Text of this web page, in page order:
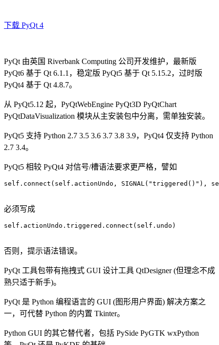
下载 PyQt 4
PyQt 由英国 Riverbank Computing 公司开发维护，最新版
PyQt6 基于 Qt 6.1.1，稳定版 PyQt5 基于 Qt 5.15.2，过时版
PyQt4 基于 Qt 4.8.7。
从 PyQt5.12 起，PyQtWebEngine PyQt3D PyQtChart
PyQtDataVisualization 模块从主安装包中分离，需单独安装。
PyQt5 支持 Python 2.7 3.5 3.6 3.7 3.8 3.9，PyQt4 仅支持 Python
2.7 3.4。
PyQt5 相较 PyQt4 对信号/槽语法要求更严格，譬如
self.connect(self.actionUndo, SIGNAL("triggered()"),
必须写成
self.actionUndo.triggered.connect(self.undo)
否则，提示语法错误。
PyQt 工具包带有拖拽式 GUI 设计工具 QtDesigner (但理念不成
熟只适于新手)。
PyQt 是 Python 编程语言的 GUI (图形用户界面) 解决方案之
一，可代替 Python 的内置 Tkinter。
Python GUI 的其它替代者，包括 PySide PyGTK wxPython